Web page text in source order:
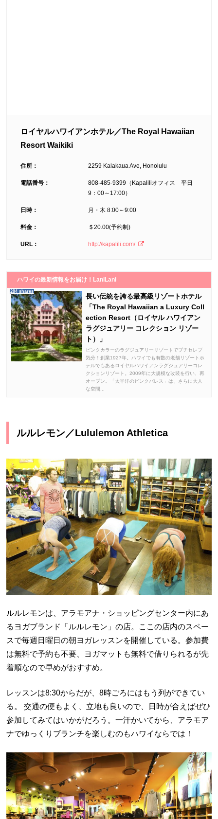
ロイヤルハワイアンホテル／The Royal Hawaiian
Resort Waikiki
住所： 2259 Kalakaua Ave, Honolulu
電話番号：
808-485-9399（Kapaliliオフィス 平日
9：00～17:00）
日時： 月・木 8:00～9:00
料金： ＄20.00(予約制)
URL： http://kapalili.com/
ハワイの最新情報をお届け！LaniLani
284 shares
長い伝統を誇る最高級リゾートホテル
「The Royal Hawaiian a Luxury Coll
ection Resort（ロイヤル ハワイアン
ラグジュアリー コレクション リゾー
ト）」
ピンクカラーのラグジュアリーリゾートでプチセレブ
気分！創業1927年。ハワイでも有数の老舗リゾートホ
テルでもあるロイヤルハワイアンラグジュアリーコレ
クションリゾート。2009年に大規模な改装を行い、再
オープン。「太平洋のピンクパレス」は、さらに大人
な空間...
ルルレモン／Lululemon Athletica
ルルレモンは、アラモアナ・ショッピングセンター内にあ
るヨガブランド「ルルレモン」の店。ここの店内のスペー
スで毎週日曜日の朝ヨガレッスンを開催している。参加費
は無料で予約も不要、ヨガマットも無料で借りられるが先
着順なので早めがおすすめ。
レッスンは8:30からだが、8時ごろにはもう列ができてい
る。 交通の便もよく、立地も良いので、日時が合えばぜひ
参加してみてはいかがだろう。一汗かいてから、アラモア
ナでゆっくりブランチを楽しむのもハワイならでは！